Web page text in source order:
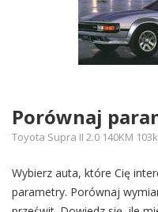
Porównaj
Toyota Supra II 2.0 140KM
Wybierz auta, które Cię
parametry. Porównaj